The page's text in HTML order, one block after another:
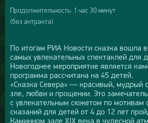
Продолжительность: 1 час 30 минут
(без антракта)
По итогам РИА Новости сказка вошла
самых увлекательных спектаклей для
Новогоднее мероприятие является
программа рассчитана на 45 детей.
«Сказка Севера» — красивый, мудрый
зле, любви и прощении. Это
с увлекательным сюжетом по мотивам
сказаний для детей от 4 до 12 лет
Каминном зале XIX века в чудесной